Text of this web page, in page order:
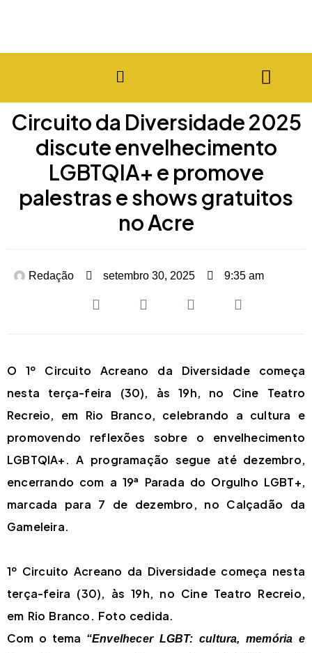
Circuito da Diversidade 2025
discute envelhecimento
LGBTQIA+ e promove
palestras e shows gratuitos
no Acre
Redação setembro 30, 2025 9:35 am
O 1º Circuito Acreano da Diversidade começa
nesta terça-feira (30), às 19h, no Cine Teatro
Recreio, em Rio Branco, celebrando a cultura e
promovendo reflexões sobre o envelhecimento
LGBTQIA+. A programação segue até dezembro,
encerrando com a 19ª Parada do Orgulho LGBT+,
marcada para 7 de dezembro, no Calçadão da
Gameleira.
1º Circuito Acreano da Diversidade começa nesta
terça-feira (30), às 19h, no Cine Teatro Recreio,
em Rio Branco. Foto cedida.
Com o tema “Envelhecer LGBT: cultura, memória e